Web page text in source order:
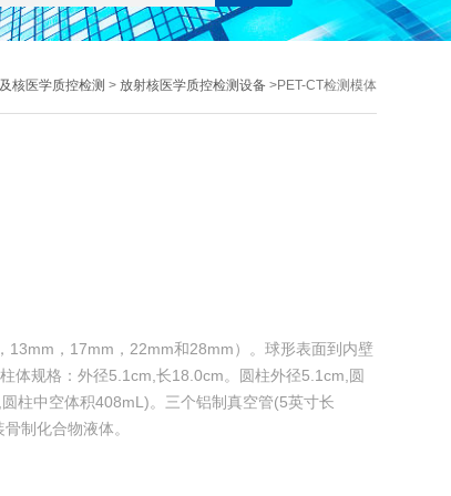
核医学质控检测 > 放射核医学质控检测设备>PET-CT检测模体
13mm，17mm，22mm和28mm）。球形表面到内壁
体规格：外径5.1cm,长18.0cm。圆柱外径5.1cm,圆
柱中空体积408mL)。三个铝制真空管(5英寸长
制化合物液体。